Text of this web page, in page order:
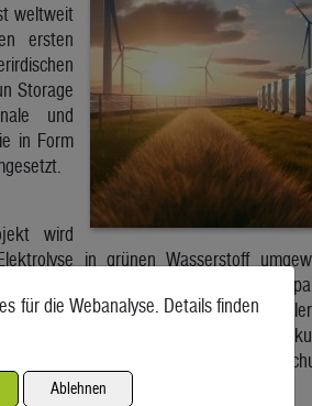
weltweit
ersten
Storage
und
in Form
wird
in grünen Wasserstoff
Austria AG gemeinsam mit den
Energieinstitut an der Johannes-
Universität Wien, Universität für
technisch-wissenschaftliche
Erdgaslagerstätte in der Gemeinde
für die Webanalyse. Details finden
Ablehnen